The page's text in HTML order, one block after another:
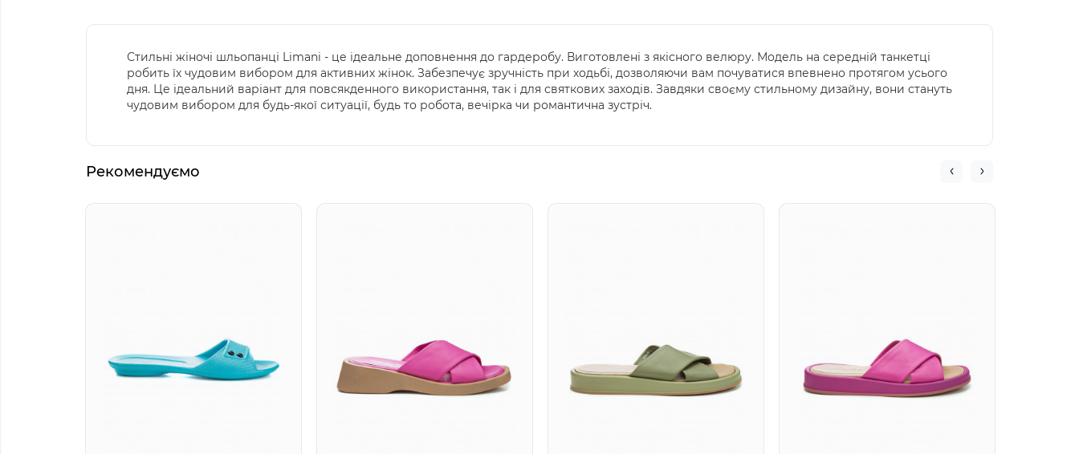
Стильні жіночі шльопанці Limani - це ідеальне доповнення до гардеробу. Виготовлені з якісного велюру. Модель на середній танкетці
робить їх чудовим вибором для активних жінок. Забезпечує зручність при ходьбі, дозволяючи вам почуватися впевнено протягом усього
дня. Це ідеальний варіант для повсякденного використання, так і для святкових заходів. Завдяки своєму стильному дизайну, вони стануть
чудовим вибором для будь-якої ситуації, будь то робота, вечірка чи романтична зустріч.
Рекомендуємо